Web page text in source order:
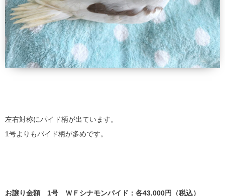
左右対称にパイド柄が出ています。
1号よりもパイド柄が多めです。
お譲り金額 1号 ＷＦシナモンパイド：各43,000円（税込）